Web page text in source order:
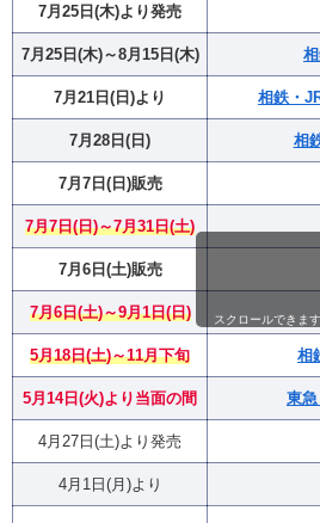
7月25日(木)より発売
7月25日(木)～8月15日(木)
7月21日(日)より 相鉄・
7月28日(日) 相
7月7日(日)販売
7月7日(日)～7月31日(土)
7月6日(土)販売
7月6日(土)～9月1日(日)
5月18日(土)～11月下旬 相
5月14日(火)より当面の間 東
4月27日(土)より発売
4月1日(月)より
スクロールできます